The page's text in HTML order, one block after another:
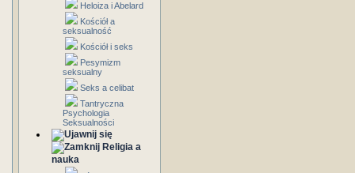
Heloiza i Abelard
Kościół a
seksualność
Kościół i seks
Pesymizm
seksualny
Seks a celibat
Tantryczna
Psychologia
Seksualności
Religia a
nauka